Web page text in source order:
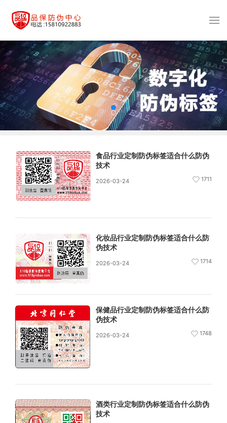
食品行业定制防伪标签适合什么防伪
技术
2026-03-24 1711
化妆品行业定制防伪标签适合什么防
伪技术
2026-03-24 1714
保健品行业定制防伪标签适合什么防
伪技术
2026-03-24 1748
酒类行业定制防伪标签适合什么防伪
技术